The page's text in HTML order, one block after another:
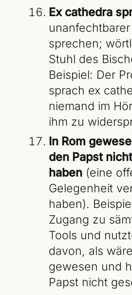
Ex cathedra
sprechen;
Stuhl des
Beispiel: Der
sprach ex
niemand im
ihm zu
In Rom
den Papst
haben(eine
Gelegenheit
haben).
Zugang zu
Tools und
davon, als
gewesen und
Papst nicht